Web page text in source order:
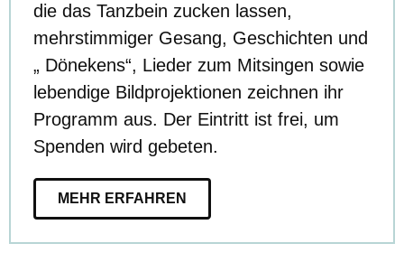
die das Tanzbein zucken lassen,
mehrstimmiger Gesang, Geschichten und
„ Dönekens“, Lieder zum Mitsingen sowie
lebendige Bildprojektionen zeichnen ihr
Programm aus. Der Eintritt ist frei, um
Spenden wird gebeten.
MEHR ERFAHREN